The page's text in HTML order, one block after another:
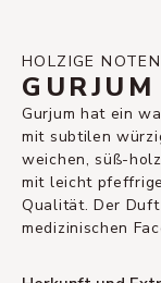
HOLZIGE NOTEN
GURJUM
Gurjum hat ein
mit subtilen
weichen, süß-
mit leicht
Qualität. Der
medizinischen